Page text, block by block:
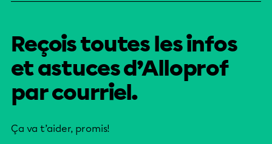
Reçois toutes les infos
et astuces d’Alloprof
par courriel.
Ça va t’aider, promis!